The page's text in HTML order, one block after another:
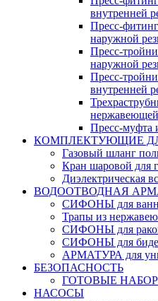
внутренней
Пресс-
наружной
Пресс-
наружной
Пресс-
внутренней
нержавеющей
Пресс-муфта
КОМПЛЕКТУЮЩИЕ
Газовый шланг
Кран шаровой для
Диэлектрическая
ВОДООТВОДНАЯ
СИФОНЫ для
Трапы из
СИФОНЫ для
СИФОНЫ для биде
АРМАТУРА для
БЕЗОПАСНОСТЬ
ГОТОВЫЕ
НАСОСЫ